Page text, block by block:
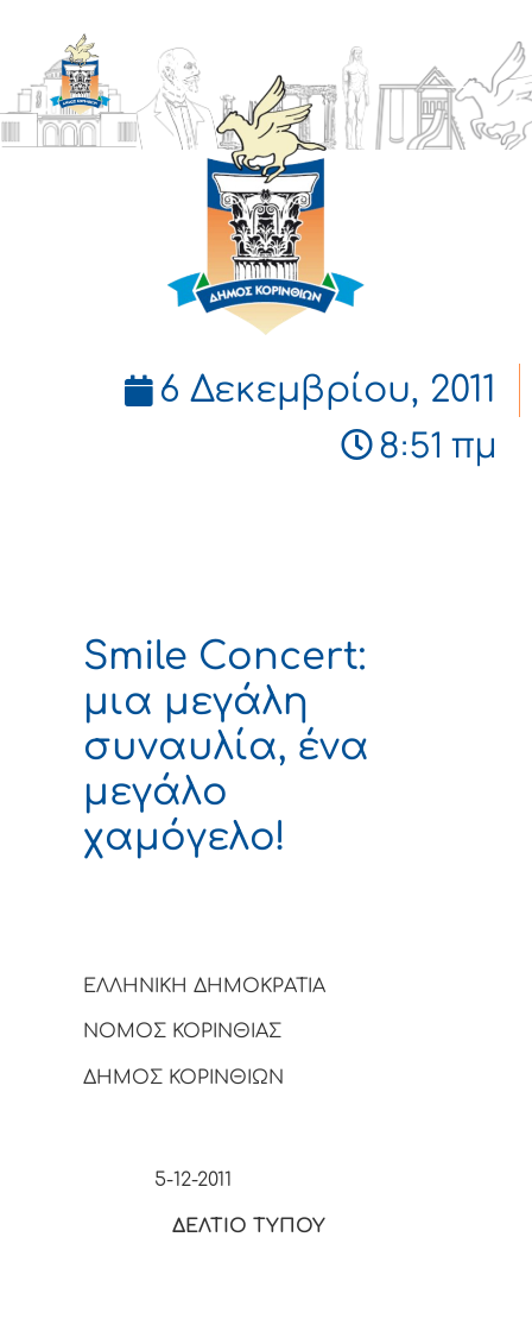
ΔΗΜΟΣ
ΚΟΡΙΝΘΙΩΝ
6 Δεκεμβρίου, 2011
8:51 πμ
Smile Concert:
μια μεγάλη
συναυλία, ένα
μεγάλο
χαμόγελο!
ΕΛΛΗΝΙΚΗ ΔΗΜΟΚΡΑΤΙΑ
ΝΟΜΟΣ ΚΟΡΙΝΘΙΑΣ
ΔΗΜΟΣ ΚΟΡΙΝΘΙΩΝ
5-12-2011
ΔΕΛΤΙΟ ΤΥΠΟΥ